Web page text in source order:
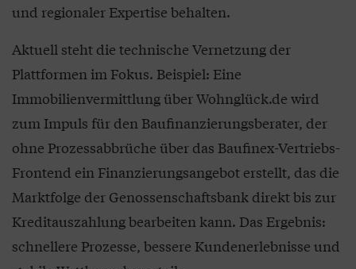
und regionaler Expertise behalten.
Aktuell steht die technische Vernetzung der
Plattformen im Fokus. Beispiel: Eine
Immobilienvermittlung über Wohnglück.de wird
zum Impuls für den Baufinanzierungsberater, der
ohne Prozessabbrüche über das Baufinex-Vertriebs-
Frontend ein Finanzierungsangebot erstellt, das die
Marktfolge der Genossenschaftsbank direkt bis zur
Kreditauszahlung bearbeiten kann. Das Ergebnis:
schnellere Prozesse, bessere Kundenerlebnisse und